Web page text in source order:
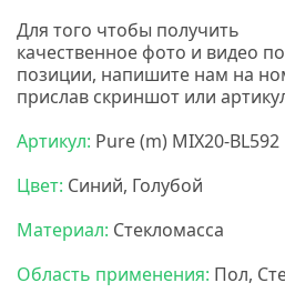
Для того чтобы получить
качественное фото и видео
позиции, напишите нам на
прислав скриншот или
Артикул: Pure(m) MIX20-BL592
Цвет: Синий, Голубой
Материал: Стекломасса
Область применения: Пол,